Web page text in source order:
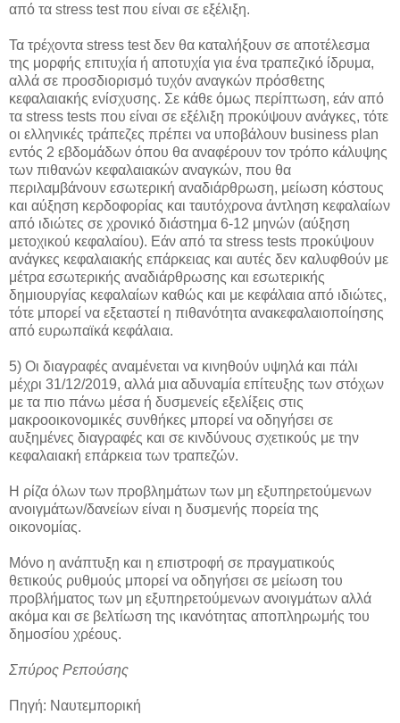
από τα stress test που είναι σε εξέλιξη.
Τα τρέχοντα stress test δεν θα καταλήξουν σε αποτέλεσμα
της μορφής επιτυχία ή αποτυχία για ένα τραπεζικό ίδρυμα,
αλλά σε προσδιορισμό τυχόν αναγκών πρόσθετης
κεφαλαιακής ενίσχυσης. Σε κάθε όμως περίπτωση, εάν από
τα stress tests που είναι σε εξέλιξη προκύψουν ανάγκες, τότε
οι ελληνικές τράπεζες πρέπει να υποβάλουν business plan
εντός 2 εβδομάδων όπου θα αναφέρουν τον τρόπο κάλυψης
των πιθανών κεφαλαιακών αναγκών, που θα
περιλαμβάνουν εσωτερική αναδιάρθρωση, μείωση κόστους
και αύξηση κερδοφορίας και ταυτόχρονα άντληση κεφαλαίων
από ιδιώτες σε χρονικό διάστημα 6-12 μηνών (αύξηση
μετοχικού κεφαλαίου). Εάν από τα stress tests προκύψουν
ανάγκες κεφαλαιακής επάρκειας και αυτές δεν καλυφθούν με
μέτρα εσωτερικής αναδιάρθρωσης και εσωτερικής
δημιουργίας κεφαλαίων καθώς και με κεφάλαια από ιδιώτες,
τότε μπορεί να εξεταστεί η πιθανότητα ανακεφαλαιοποίησης
από ευρωπαϊκά κεφάλαια.
5) Οι διαγραφές αναμένεται να κινηθούν υψηλά και πάλι
μέχρι 31/12/2019, αλλά μια αδυναμία επίτευξης των στόχων
με τα πιο πάνω μέσα ή δυσμενείς εξελίξεις στις
μακροοικονομικές συνθήκες μπορεί να οδηγήσει σε
αυξημένες διαγραφές και σε κινδύνους σχετικούς με την
κεφαλαιακή επάρκεια των τραπεζών.
Η ρίζα όλων των προβλημάτων των μη εξυπηρετούμενων
ανοιγμάτων/δανείων είναι η δυσμενής πορεία της
οικονομίας.
Μόνο η ανάπτυξη και η επιστροφή σε πραγματικούς
θετικούς ρυθμούς μπορεί να οδηγήσει σε μείωση του
προβλήματος των μη εξυπηρετούμενων ανοιγμάτων αλλά
ακόμα και σε βελτίωση της ικανότητας αποπληρωμής του
δημοσίου χρέους.
Σπύρος Ρεπούσης
Πηγή: Ναυτεμπορική